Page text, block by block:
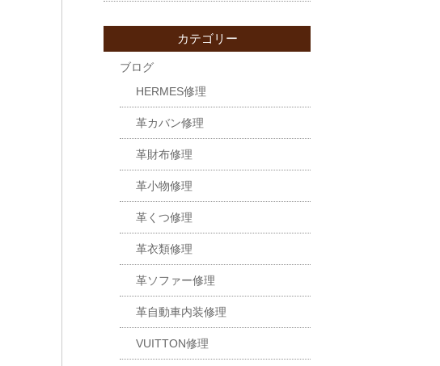
カテゴリー
ブログ
HERMES修理
革カバン修理
革財布修理
革小物修理
革くつ修理
革衣類修理
革ソファー修理
革自動車内装修理
VUITTON修理